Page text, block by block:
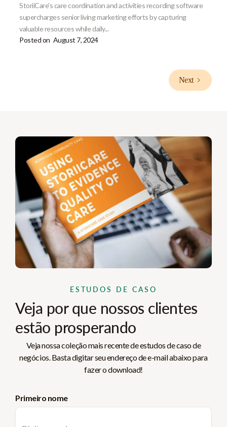
StoriiCare's care coordination and activities recording software
supercharges senior living marketing efforts by capturing
valuable resources while daily...
Posted on August 7, 2024
Next
ESTUDOS DE CASO
Veja por que nossos clientes
estão prosperando
Veja nossa coleção mais recente de estudos de caso de
negócios. Basta digitar seu endereço de e-mail abaixo para
fazer o download!
Primeiro nome